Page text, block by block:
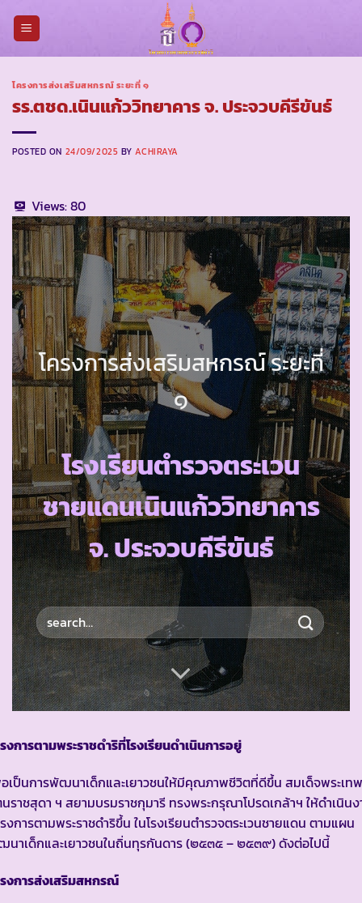
โครงการส่งเสริมสหกรณ์ ระยะที่ ๑
รร.ตชด.เนินแก้ววิทยาคาร จ. ประจวบคีรีขันธ์
POSTED ON 24/09/2025 BYACHIRAYA
Views:80
โครงการส่งเสริมสหกรณ์ ระยะที่
๑
โรงเรียนตำรวจตระเวน
ชายแดนเนินแก้ววิทยาคาร
จ. ประจวบคีรีขันธ์
งการตามพระราชดำริที่โรงเรียนดำเนินการอยู่
เป็นการพัฒนาเด็กและเยาวชนให้มีคุณภาพชีวิตที่ดีขึ้น สมเด็จพระเทพ
ราชสุดา ฯ สยามบรมราชกุมารี ทรงพระกรุณาโปรดเกล้าฯ ให้ดำเนิน
งการตามพระราชดำริขึ้น ในโรงเรียนตำรวจตระเวนชายแดน ตามแผน
าเด็กและเยาวชนในถิ่นทุรกันดาร (๒๕๓๕ – ๒๕๓๙) ดังต่อไปนี้
งการส่งเสริมสหกรณ์